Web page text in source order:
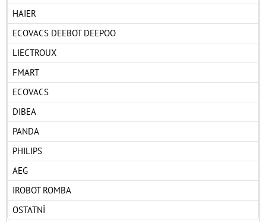
HAIER
ECOVACS DEEBOT DEEPOO
LIECTROUX
FMART
ECOVACS
DIBEA
PANDA
PHILIPS
AEG
IROBOT ROMBA
OSTATNÍ